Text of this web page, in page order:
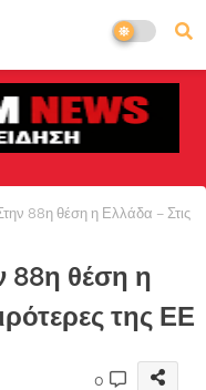
88η θέση η Ελλάδα – Στις
88η θέση η
της ΕΕ
0